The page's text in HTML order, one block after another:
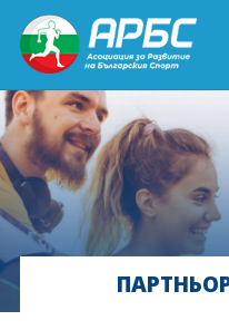
ENGLISH
СПОРТ БЛИЗО ДО ТЕБ
ТЕКУЩИ ПРОЕКТИ
ОНЛАЙН ОБУЧЕНИЯ